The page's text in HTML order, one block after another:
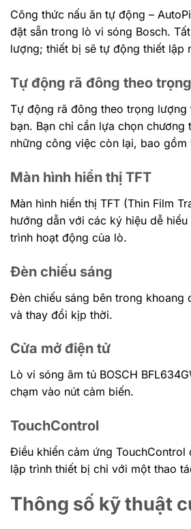
Công thức nấu ăn tự động –
đặt sẵn trong lò vi sóng Bosch.
lượng; thiết bị sẽ tự động thiết lập
Tự động rã đông theo
Tự động rã đông theo trọng lượng
bạn. Bạn chỉ cần lựa chọn
những công việc còn lại, bao
Màn hình hiển thị TFT
Màn hình hiển thị TFT (Thin Film
hướng dẫn với các ký hiệu dễ
trình hoạt động của lò.
Đèn chiếu sáng
Đèn chiếu sáng bên trong khoang
và thay đổi kịp thời.
Cửa mở điện tử
Lò vi sóng âm tủ BOSCH
chạm vào nút cảm biến.
TouchControl
Điều khiển cảm ứng TouchControl
lập trình thiết bị chỉ với một thao
Thông số kỹ thuật